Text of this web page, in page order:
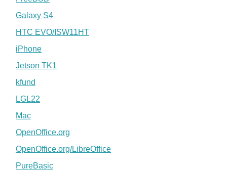
Galaxy S4
HTC EVO/ISW11HT
iPhone
Jetson TK1
kfund
LGL22
Mac
OpenOffice.org
OpenOffice.org/LibreOffice
PureBasic